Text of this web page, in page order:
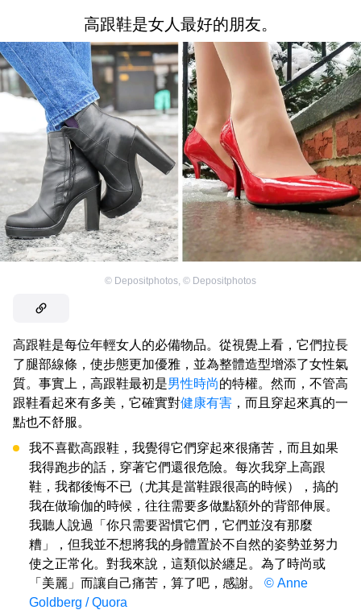
高跟鞋是女人最好的朋友。
© Depositphotos, © Depositphotos
高跟鞋是每位年輕女人的必備物品。從視覺上看，它們拉長
了腿部線條，使步態更加優雅，並為整體造型增添了女性氣
質。事實上，高跟鞋最初是男性時尚的特權。然而，不管高
跟鞋看起來有多美，它確實對健康有害 ，而且穿起來真的一
點也不舒服。
我不喜歡高跟鞋，我覺得它們穿起來很痛苦，而且如果
我得跑步的話，穿著它們還很危險。每次我穿上高跟
鞋，我都後悔不已（尤其是當鞋跟很高的時候），搞的
我在做瑜伽的時候，往往需要多做點額外的背部伸展。
我聽人說過「你只需要習慣它們，它們並沒有那麼
糟」，但我並不想將我的身體置於不自然的姿勢並努力
使之正常化。對我來說，這類似於纏足。為了時尚或
「美麗」而讓自己痛苦，算了吧，感謝。 © Anne
Goldberg / Quora